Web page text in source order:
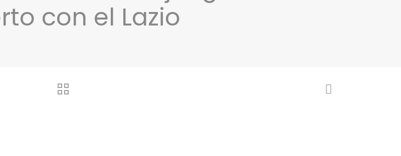
con el Lazio